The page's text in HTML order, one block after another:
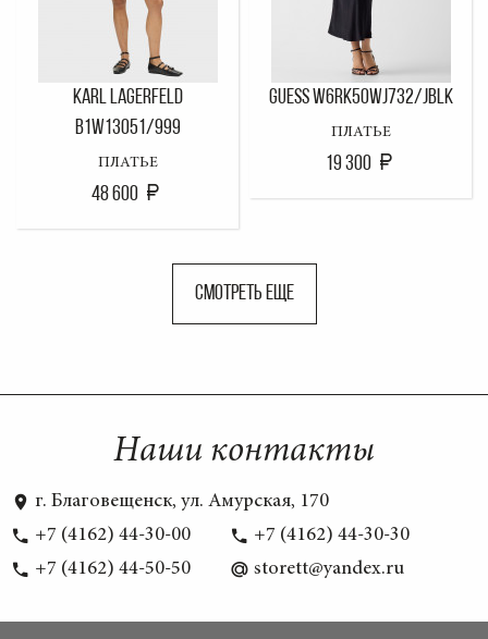
KARL LAGERFELD
B1W13051/999
ПЛАТЬЕ
48 600
GUESS W6RK50WJ732/JBLK
ПЛАТЬЕ
19 300
СМОТРЕТЬ ЕЩЕ
Наши контакты
г. Благовещенск, ул. Амурская, 170
+7 (4162) 44-30-00
+7 (4162) 44-30-30
+7 (4162) 44-50-50
storett@yandex.ru